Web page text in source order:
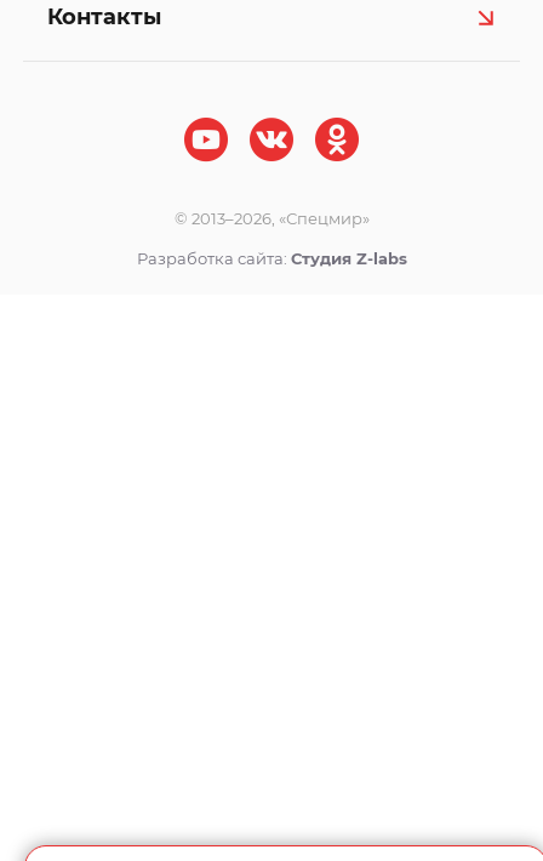
Контакты
© 2013–2026, «Спецмир»
Разработка сайта: Студия Z-labs